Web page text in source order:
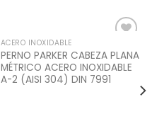
Add to
Wishlist
ACERO INOXIDABLE
PERNO PARKER CABEZA PLANA
MÉTRICO ACERO INOXIDABLE
A-2 (AISI 304) DIN 7991